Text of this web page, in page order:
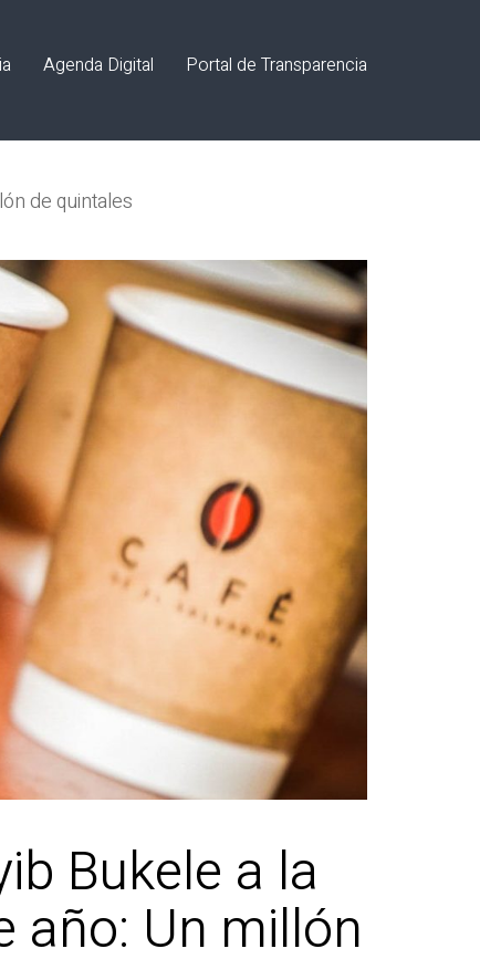
Agenda Digital Portal de Transparencia
de quintales
Bukele a la
año: Un millón